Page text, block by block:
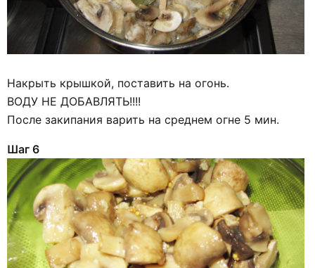
Накрыть крышкой, поставить на огонь.
ВОДУ НЕ ДОБАВЛЯТЬ!!!!
После закипания варить на среднем огне 5 мин.
Шаг 6